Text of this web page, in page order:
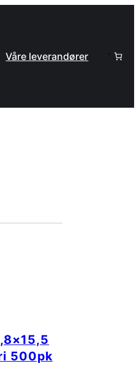
Våre leverandører
500pk